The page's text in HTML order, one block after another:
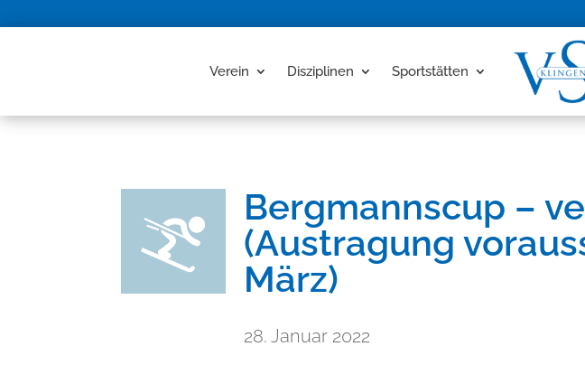
Verein Disziplinen Sportstätten
Bergmannscup –
(Austragung
März)
28. Januar 2022